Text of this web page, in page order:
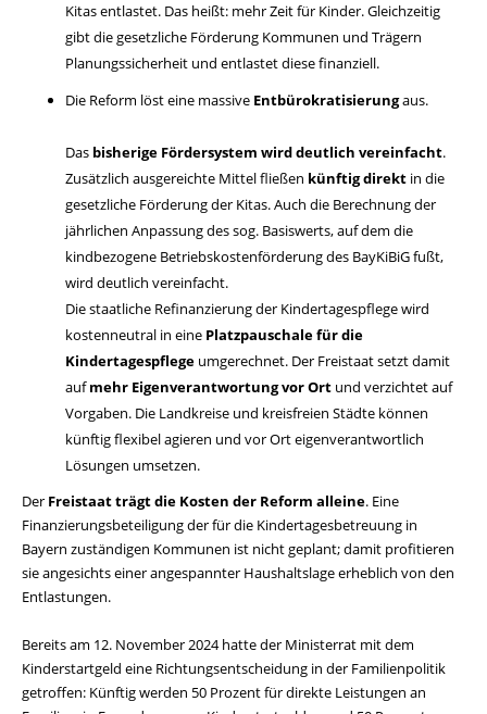
Kitas entlastet. Das heißt: mehr Zeit für Kinder. Gleichzeitig
gibt die gesetzliche Förderung Kommunen und Trägern
Planungssicherheit und entlastet diese finanziell.
Die Reform löst eine massive Entbürokratisierungaus.
Das bisherige Fördersystem wird deutlich vereinfacht.
Zusätzlich ausgereichte Mittel fließen künftig direkt in die
gesetzliche Förderung der Kitas. Auch die Berechnung der
jährlichen Anpassung des sog. Basiswerts, auf dem die
kindbezogene Betriebskostenförderung des BayKiBiG fußt,
wird deutlich vereinfacht.
Die staatliche Refinanzierung der Kindertagespflege wird
kostenneutral in eine Platzpauschale für die
Kindertagespflege umgerechnet. Der Freistaat setzt damit
aufmehr Eigenverantwortung vor Ort und verzichtet auf
Vorgaben. Die Landkreise und kreisfreien Städte können
künftig flexibel agieren und vor Ort eigenverantwortlich
Lösungen umsetzen.
Der Freistaat trägt die Kosten der Reform alleine. Eine
Finanzierungsbeteiligung der für die Kindertagesbetreuung in
Bayern zuständigen Kommunen ist nicht geplant; damit profitieren
sie angesichts einer angespannter Haushaltslage erheblich von den
Entlastungen.
Bereits am 12. November 2024 hatte der Ministerrat mit dem
Kinderstartgeld eine Richtungsentscheidung in der Familienpolitik
getroffen: Künftig werden 50 Prozent für direkte Leistungen an